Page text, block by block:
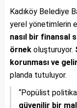
Kadıköy Belediye
yerel yönetimlerin
nasıl bir finansal
örnek oluşturuyor.
korunması ve
planda tutuluyor.
“Popülist
güvenilir bir